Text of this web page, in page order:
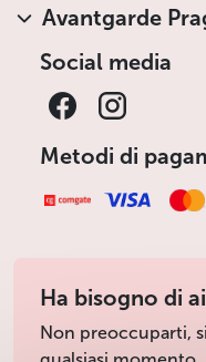
Avantgarde
Social media
Metodi di
Ha bisogno di
Non preoccuparti,